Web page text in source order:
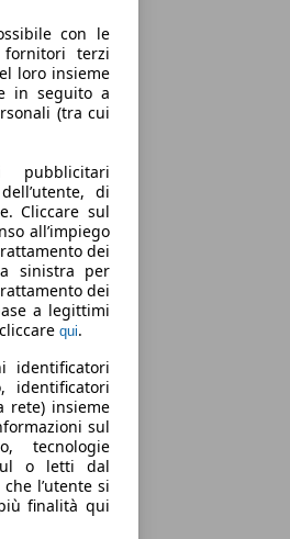
con le
terzi
loro insieme
in seguito a
(tra cui
pubblicitari
di
Cliccare sul
all’impiego
dei
sinistra per
dei
a legittimi
qui.
identificatori
identificatori
rete) insieme
sul
tecnologie
o letti dal
l’utente si
finalità qui